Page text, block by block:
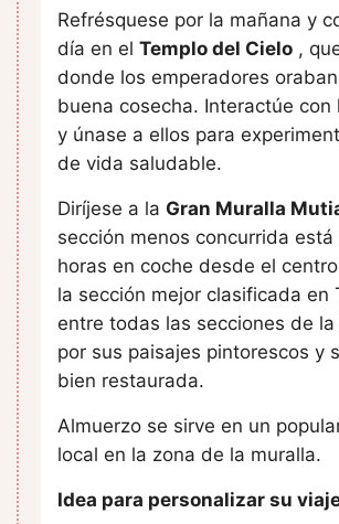
Refrésquese por la mañana y
día en el Templo del Cielo ,
donde los emperadores
buena cosecha. Interactúe con
y únase a ellos para
de vida saludable.
Diríjese a la Gran Muralla
sección menos concurrida está
horas en coche desde el
la sección mejor clasificada en
entre todas las secciones de la
por sus paisajes pintorescos y
bien restaurada.
Almuerzo se sirve en un
local en la zona de la muralla.
Idea para personalizar su